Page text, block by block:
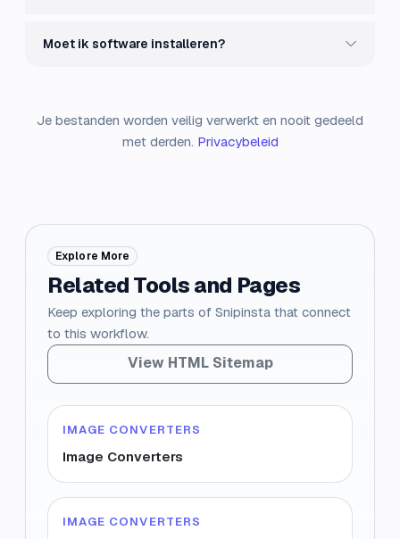
Moet ik software installeren?
Je bestanden worden veilig verwerkt en nooit gedeeld
met derden. Privacybeleid
Explore More
Related Tools and Pages
Keep exploring the parts of Snipinsta that connect
to this workflow.
View HTML Sitemap
IMAGE CONVERTERS
Image Converters
IMAGE CONVERTERS